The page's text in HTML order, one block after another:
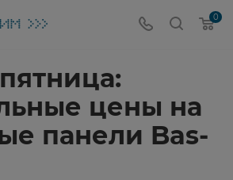
0
цены на
панели Bas-